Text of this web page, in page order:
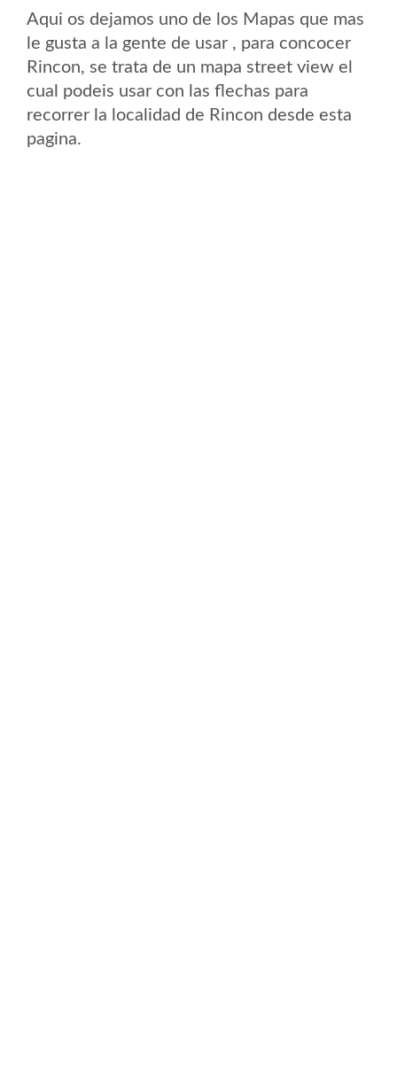
Aqui os dejamos uno de los Mapas que mas
le gusta a la gente de usar , para concocer
Rincon, se trata de un mapa street view el
cual podeis usar con las flechas para
recorrer la localidad de Rincon desde esta
pagina.